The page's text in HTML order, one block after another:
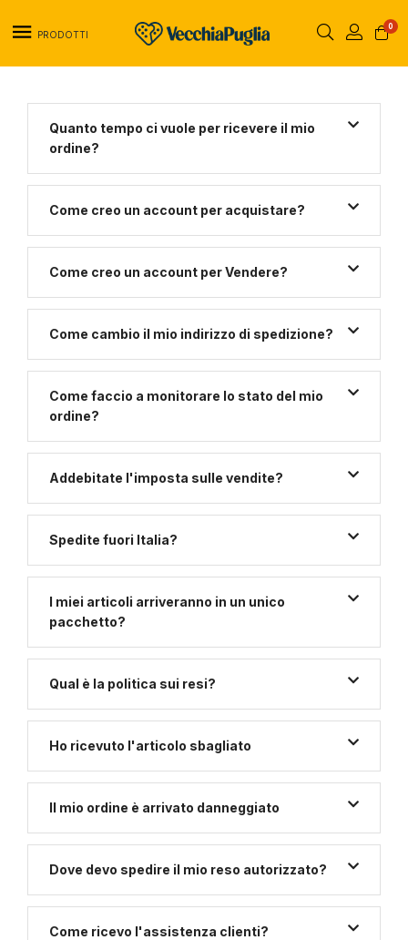
PRODOTTI
0
Quanto tempo ci vuole per ricevere il mio
ordine?
Come creo un account per acquistare?
Come creo un account per Vendere?
Come cambio il mio indirizzo di spedizione?
Come faccio a monitorare lo stato del mio
ordine?
Addebitate l'imposta sulle vendite?
Spedite fuori Italia?
I miei articoli arriveranno in un unico
pacchetto?
Qual è la politica sui resi?
Ho ricevuto l'articolo sbagliato
Il mio ordine è arrivato danneggiato
Dove devo spedire il mio reso autorizzato?
Come ricevo l'assistenza clienti?